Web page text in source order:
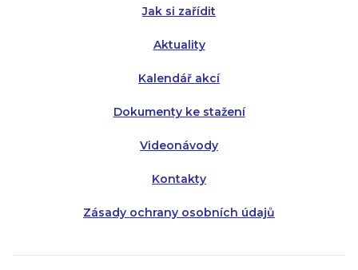
Jak si zařídit
Aktuality
Kalendář akcí
Dokumenty ke stažení
Videonávody
Kontakty
Zásady ochrany osobních údajů